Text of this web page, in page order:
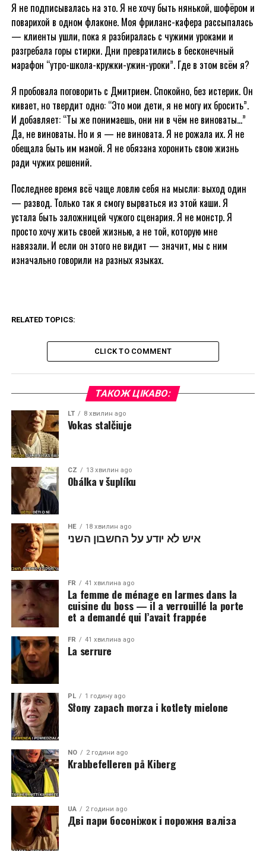
Я не подписывалась на это. Я не хочу быть нянькой, шофёром и
поварихой в одном флаконе. Моя фриланс-кафера рассыпалась
— клиенты ушли, пока я разбиралась с чужими уроками и
разгребала горы стирки. Дни превратились в бесконечный
марафон “утро-школа-кружки-ужин-уроки”. Где в этом всём я?
Я пробовала поговорить с Дмитрием. Спокойно, без истерик. Он
кивает, но твердит одно: “Это мои дети, я не могу их бросить”.
И добавляет: “Ты же понимаешь, они ни в чём не виноваты…”
Да, не виноваты. Но и я — не виновата. Я не рожала их. Я не
обещала быть им мамой. Я не обязана хоронить свою жизнь
ради чужих решений.
Последнее время всё чаще ловлю себя на мысли: выход один
— развод. Только так я смогу вырваться из этой каши. Я
устала быть заложницей чужого сценария. Я не монстр. Я
просто хочу жить своей жизнью, а не той, которую мне
навязали. И если он этого не видит — значит, мы с ним
изначально говорили на разных языках.
RELATED TOPICS:
CLICK TO COMMENT
ТАКОЖ ЦІКАВО:
LT 8 хвилин ago
Vokas stalčiuje
CZ 13 хвилин ago
Obálka v šuplíku
HE 18 хвилин ago
איש לא יודע על החשבון השני
FR 41 хвилина ago
La femme de ménage en larmes dans la
cuisine du boss — il a verrouillé la porte
et a demandé qui l’avait frappée
FR 41 хвилина ago
La serrure
PL 1 годину ago
Słony zapach morza i kotlety mielone
NO 2 години ago
Krabbefelleren på Kiberg
UA 2 години ago
Дві пари босоніжок і порожня валіза